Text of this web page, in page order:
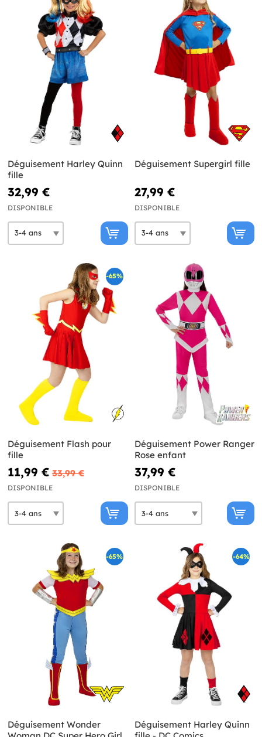
Déguisement Harley Quinn
fille
32,99 €
DISPONIBLE
Déguisement Supergirl fille
27,99 €
DISPONIBLE
-65%
Déguisement Flash pour
fille
11,99 € 33,99 €
DISPONIBLE
Déguisement Power Ranger
Rose enfant
37,99 €
DISPONIBLE
-65%
Déguisement Wonder
-64%
Déguisement Harley Quinn